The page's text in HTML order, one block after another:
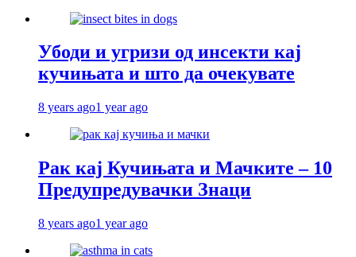
Убоди и угризи од инсекти кај
кучињата и што да очекувате
8 years ago1 year ago
Рак кај Кучињата и Мачките – 10
Предупредувачки Знаци
8 years ago1 year ago